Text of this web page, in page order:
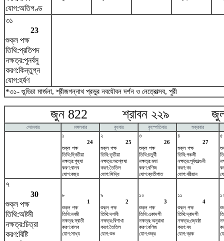
যোগ:অতিগণ্ড
৩১
23
শুক্ল পক্ষ
তিথি:প্রতিপদ
নক্ষত্র:পুনর্বসু
করণ:কিন্তুগ্ন
যোগ:হর্ষণ
*৩১- গুন্ডিচা মার্জনা, শ্রীজগন্নাথ প্রভুর নবযৌবন দর্শন ও নেত্রোত্সব, পুরী
জুন 822 শ্রাবন ২২৯
সোমবার মঙ্গলবার বুধবার বৃহস্পতিবার
শুক্রবার
১
24
শুক্ল পক্ষ
তিথি:দ্বিতীয়া
নক্ষত্র:পুষ্যা
করণ:বালব
যোগ:বজ্র
২
25
শুক্ল পক্ষ
তিথি:তৃতীয়া
নক্ষত্র:অশ্লেষা
করণ:তৈতিল
যোগ:সিদ্ধি
৩
26
শুক্ল পক্ষ
তিথি:চতুর্থী
নক্ষত্র:মঘা
করণ:বণিজ
যোগ:ব্যতীপাত
৪
27
শুক্ল পক্ষ
তিথি:পঞ্চমী
নক্ষত্র:পূর্বফাল্গুনী
করণ:বব
যোগ:বরীয়ান
৫
৭
30
শুক্ল পক্ষ
তিথি:অষ্টমী
নক্ষত্র:চিত্রা
করণ:বিষ্টি
৮
1
শুক্ল পক্ষ
তিথি:নবমী
নক্ষত্র:স্বাতী
করণ:বালব
যোগ:সাধ্য
৯
2
শুক্ল পক্ষ
তিথি:দশমী
নক্ষত্র:বিশাখা
করণ:তৈতিল
যোগ:শুভ
১০
3
শুক্ল পক্ষ
তিথি:একাদশী
নক্ষত্র:অনুরাধা
করণ:বণিজ
যোগ:শুক্র
১১
4
শুক্ল পক্ষ
তিথি:দ্বাদশী
নক্ষত্র:জ্যেষ্ঠা
করণ:বব
যোগ:ব্রহ্ম